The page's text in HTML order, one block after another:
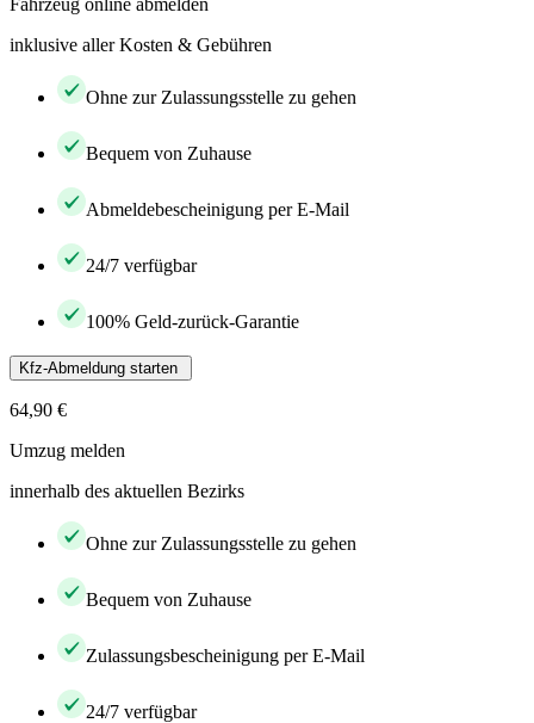
Fahrzeug online abmelden
inklusive aller Kosten & Gebühren
Ohne zur Zulassungsstelle zu gehen
Bequem von Zuhause
Abmeldebescheinigung per E-Mail
24/7 verfügbar
100% Geld-zurück-Garantie
Kfz-Abmeldung starten
64,90 €
Umzug melden
innerhalb des aktuellen Bezirks
Ohne zur Zulassungsstelle zu gehen
Bequem von Zuhause
Zulassungsbescheinigung per E-Mail
24/7 verfügbar